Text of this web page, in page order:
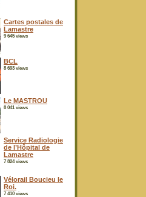
Cartes postales de
Lamastre
9 645 views
BCL
8 693 views
Le MASTROU
8 041 views
Service Radiologie
de l’Hôpital de
Lamastre
7 824 views
Vélorail Boucieu le
Roi.
7 410 views